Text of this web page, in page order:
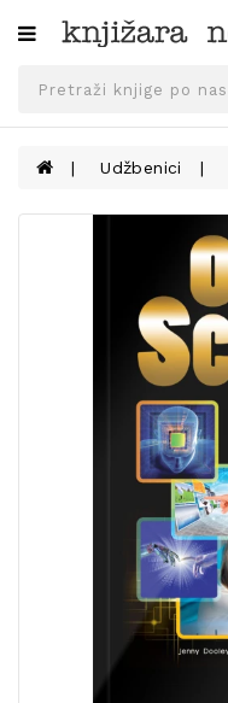
Kategorije
SVEUČILIŠNA
UDŽBENICI
KNJIGE
Udžbenici